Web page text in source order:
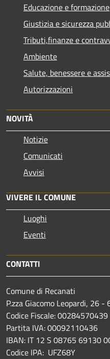
Educazione e formazione
Giustizia e sicurezza
Tributi,finanze e
Ambiente
Salute, benessere e
Autorizzazioni
NOVITÀ
Notizie
Comunicati
Avvisi
VIVERE IL COMUNE
Luoghi
Eventi
CONTATTI
Comune di Recanati
P.zza Giacomo Leopardi, 26
Codice Fiscale: 00284570439
Partita IVA: 00092110436
IBAN: IT 12 S 08765 69130
Codice IPA: UFZ68Y